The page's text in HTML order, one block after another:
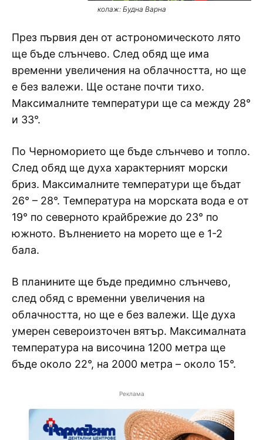
колаж: Будна Варна
През първия ден от астрономическото лято
ще бъде слънчево. След обяд ще има
временни увеличения на облачността, но ще
е без валежи. Ще остане почти тихо.
Максималните температури ще са между 28°
и 33°.
По Черноморието ще бъде слънчево и топло.
След обяд ще духа характерният морски
бриз. Максималните температури ще бъдат
26° – 28°. Температура на морската вода е от
19° по северното крайбрежие до 23° по
южното. Вълнението на морето ще е 1-2
бала.
В планините ще бъде предимно слънчево,
след обяд с временни увеличения на
облачността, но ще е без валежи. Ще духа
умерен североизточен вятър. Максималната
температура на височина 1200 метра ще
бъде около 22°, на 2000 метра – около 15°.
Реклама